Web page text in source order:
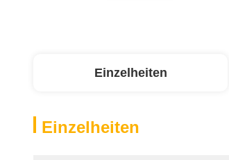
Einzelheiten
Einzelheiten